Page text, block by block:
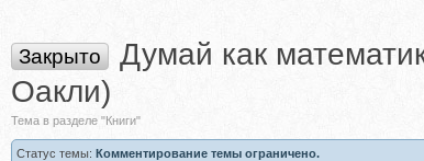
Закрыто
Думай как
Оакли)
Тема в разделе "Книги"
Статус темы: Комментирование темы ограничено.